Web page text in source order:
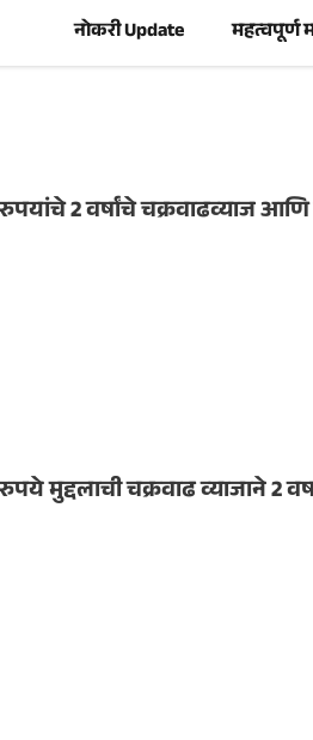
नोकरी Update महत्वपूर्ण
2 वर्षांचे चक्रवाढव्याज
मुद्दलाची चक्रवाढ व्याजाने 2